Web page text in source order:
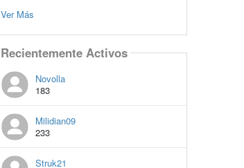
Ver Más
Recientemente Activos
Novolla
183
Milidian09
233
Struk21